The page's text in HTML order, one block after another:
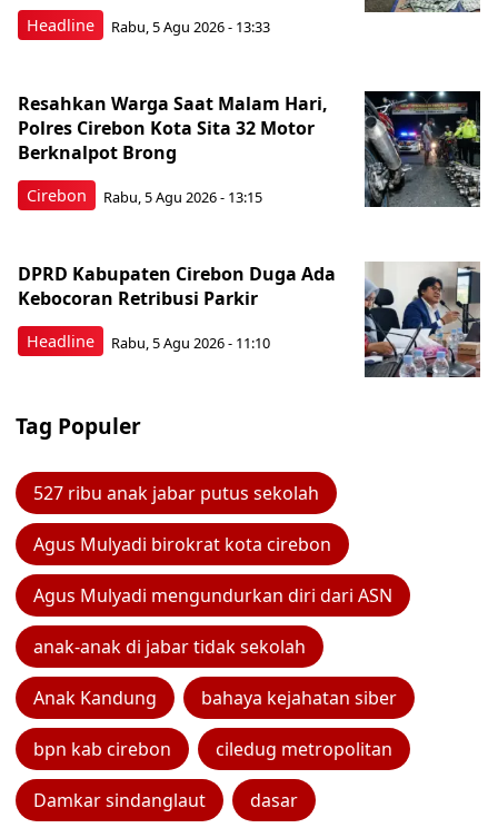
Headline Rabu, 5 Agu 2026 - 13:33
Cirebon
Resahkan Warga Saat Malam Hari,
Polres Cirebon Kota Sita 32 Motor
Berknalpot Brong
Rabu, 5 Agu 2026 - 13:15
Headline
DPRD Kabupaten Cirebon Duga Ada
Kebocoran Retribusi Parkir
Rabu, 5 Agu 2026 - 11:10
Tag Populer
527 ribu anak jabar putus sekolah
Agus Mulyadi birokrat kota cirebon
Agus Mulyadi mengundurkan diri dari ASN
anak-anak di jabar tidak sekolah
Anak Kandung bahaya kejahatan siber
bpn kab cirebon ciledug metropolitan
Damkar sindanglaut dasar